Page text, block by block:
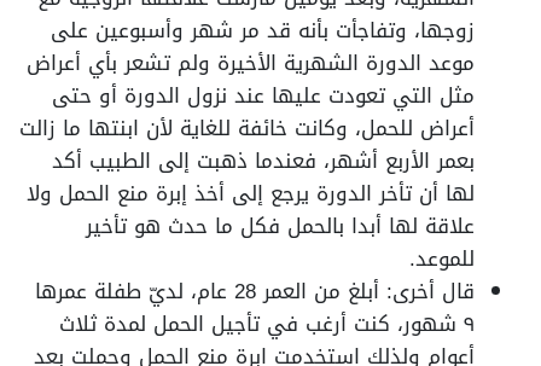
زوجها، وتفاجأت بأنه قد مر شهر وأسبوعين على
موعد الدورة الشهرية الأخيرة ولم تشعر بأي أعراض
مثل التي تعودت عليها عند نزول الدورة أو حتى
أعراض للحمل، وكانت خائفة للغاية لأن ابنتها ما زالت
بعمر الأربع أشهر، فعندما ذهبت إلى الطبيب أكد
لها أن تأخر الدورة يرجع إلى أخذ إبرة منع الحمل ولا
علاقة لها أبدا بالحمل فكل ما حدث هو تأخير
للموعد.
قال أخرى: أبلغ من العمر 28 عام، لديّ طفلة عمرها
٩ شهور، كنت أرغب في تأجيل الحمل لمدة ثلاث
أعوام ولذلك استخدمت ابرة منع الحمل وحملت بعد